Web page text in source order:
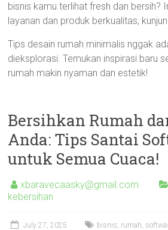
bisnis kamu terlihat fresh dan bersih?
layanan dan produk berkualitas,
Tips desain rumah minimalis nggak
dieksplorasi. Temukan inspirasi baru
rumah makin nyaman dan estetik!
Bersihkan Rumah
Anda: Tips Santai
untuk Semua Cuaca!
xbaravecaasky@gmail.com
kebersihan
July 27, 2025 bisnis, rumah,